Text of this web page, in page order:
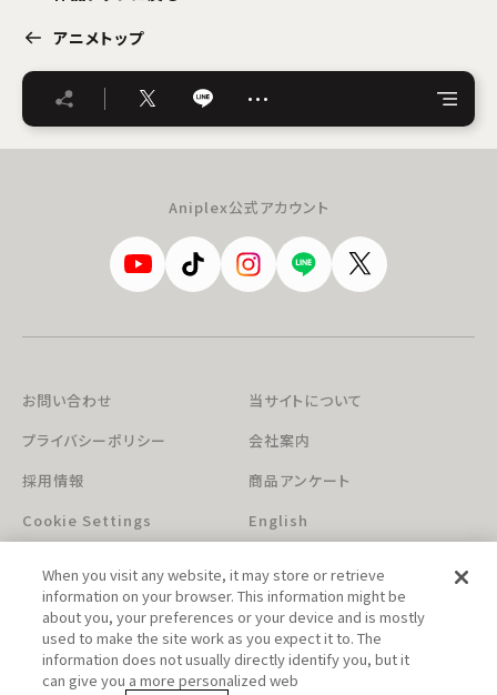
アニメトップ
…
Aniplex公式アカウント
お問い合わせ
当サイトについて
プライバシーポリシー
会社案内
採用情報
商品アンケート
Cookie Settings
English
このホームページに掲載されている著作物の無断利用を禁じます。
When you visit any website, it may store or retrieve
information on your browser. This information might be
about you, your preferences or your device and is mostly
used to make the site work as you expect it to. The
information does not usually directly identify you, but it
can give you a more personalized web